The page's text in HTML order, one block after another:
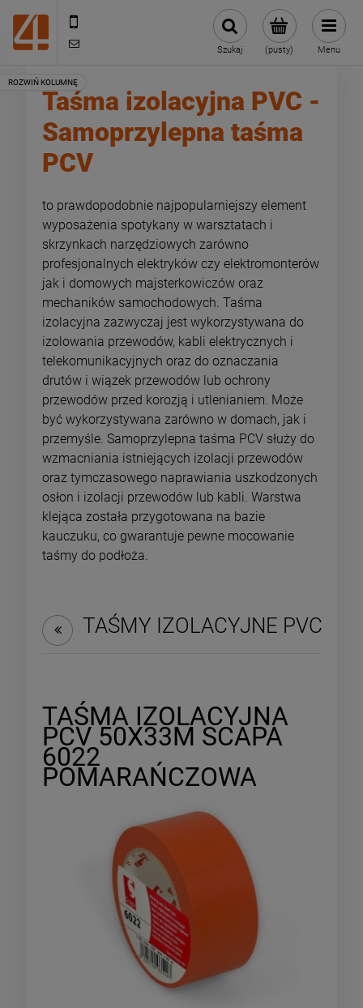
(pusty)
Szukaj Menu
Taśma izolacyjna PVC -
Samoprzylepna taśma
PCV
to prawdopodobnie najpopularniejszy element
wyposażenia spotykany w warsztatach i
skrzynkach narzędziowych zarówno
profesjonalnych elektryków czy elektromonterów
jak i domowych majsterkowiczów oraz
mechaników samochodowych. Taśma
izolacyjna zazwyczaj jest wykorzystywana do
izolowania przewodów, kabli elektrycznych i
telekomunikacyjnych oraz do oznaczania
drutów i wiązek przewodów lub ochrony
przewodów przed korozją i utlenianiem. Może
być wykorzystywana zarówno w domach, jak i
przemyśle. Samoprzylepna taśma PCV służy do
wzmacniania istniejących izolacji przewodów
oraz tymczasowego naprawiania uszkodzonych
osłon i izolacji przewodów lub kabli. Warstwa
klejąca została przygotowana na bazie
kauczuku, co gwarantuje pewne mocowanie
taśmy do podłoża.
TAŚMY IZOLACYJNE PVC
TAŚMA IZOLACYJNA
PCV 50X33M SCAPA
6022
POMARAŃCZOWA